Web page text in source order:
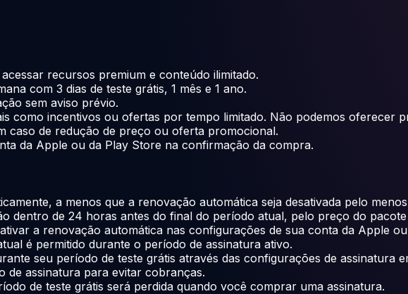
recursos premium e conteúdo ilimitado.
com 3 dias de teste grátis, 1 mês e 1 ano.
sem aviso prévio.
como incentivos ou ofertas por tempo limitado. Não podemos oferecer
caso de redução de preço ou oferta promocional.
da Apple ou da Play Store na confirmação da compra.
a menos que a renovação automática seja desativada pelo
dentro de 24 horas antes do final do período atual, pelo preço do
a renovação automática nas configurações de sua conta da Apple
é permitido durante o período de assinatura ativo.
seu período de teste grátis através das configurações de assinatura
de assinatura para evitar cobranças.
de teste grátis será perdida quando você comprar uma assinatura.